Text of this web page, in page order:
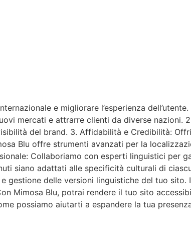
e migliorare l’esperienza
mercati e attrarre clienti da diverse nazioni.
del brand. 3. Affidabilità e Credibilità:
Blu offre strumenti avanzati per la
Collaboriamo con esperti linguistici per
siano adattati alle specificità culturali di
delle versioni linguistiche del tuo sito.
Mimosa Blu, potrai rendere il tuo sito
possiamo aiutarti a espandere la tua